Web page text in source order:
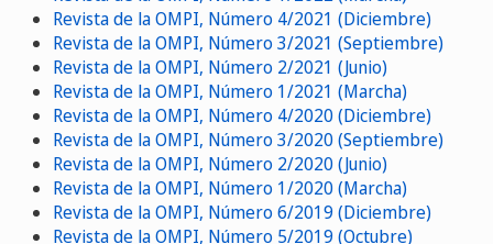
Revista de la OMPI, Número 4/2021 (Diciembre)
Revista de la OMPI, Número 3/2021 (Septiembre)
Revista de la OMPI, Número 2/2021 (Junio)
Revista de la OMPI, Número 1/2021 (Marcha)
Revista de la OMPI, Número 4/2020 (Diciembre)
Revista de la OMPI, Número 3/2020 (Septiembre)
Revista de la OMPI, Número 2/2020 (Junio)
Revista de la OMPI, Número 1/2020 (Marcha)
Revista de la OMPI, Número 6/2019 (Diciembre)
Revista de la OMPI, Número 5/2019 (Octubre)